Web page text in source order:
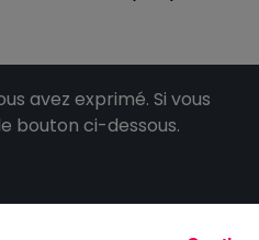
avez exprimé. Si vous
bouton ci-dessous.